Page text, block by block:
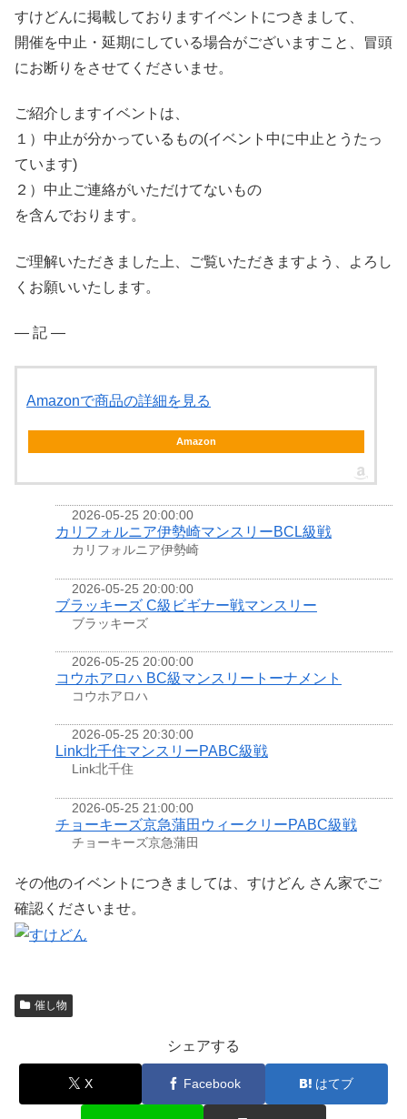
すけどんに掲載しておりますイベントにつきまして、
開催を中止・延期にしている場合がございますこと、冒頭
にお断りをさせてくださいませ。
ご紹介しますイベントは、
１）中止が分かっているもの(イベント中に中止とうたっ
ています)
２）中止ご連絡がいただけてないもの
を含んでおります。
ご理解いただきました上、ご覧いただきますよう、よろし
くお願いいたします。
― 記 ―
Amazonで商品の詳細を見る
Amazon
2026-05-25 20:00:00
カリフォルニア伊勢崎マンスリーBCL級戦
カリフォルニア伊勢崎
2026-05-25 20:00:00
ブラッキーズ C級ビギナー戦マンスリー
ブラッキーズ
2026-05-25 20:00:00
コウホアロハ BC級マンスリートーナメント
コウホアロハ
2026-05-25 20:30:00
Link北千住マンスリーPABC級戦
Link北千住
2026-05-25 21:00:00
チョーキーズ京急蒲田ウィークリーPABC級戦
チョーキーズ京急蒲田
その他のイベントにつきましては、すけどん さん家でご
確認くださいませ。
催し物
シェアする
X Facebook はてブ